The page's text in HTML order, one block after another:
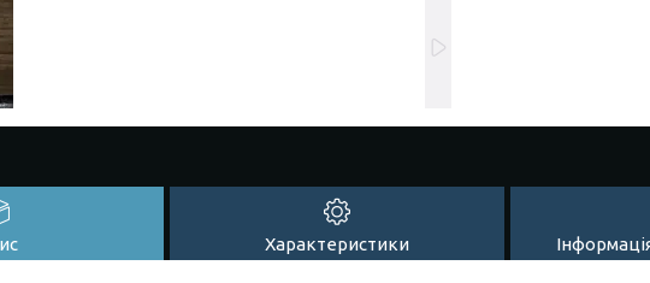
Характеристики